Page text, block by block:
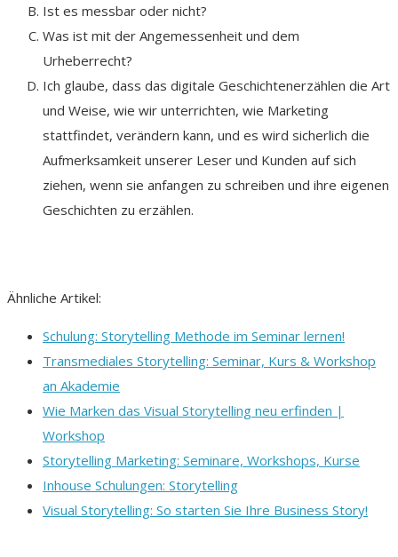
Ist es messbar oder nicht?
Was ist mit der Angemessenheit und dem
Urheberrecht?
Ich glaube, dass das digitale Geschichtenerzählen die Art
und Weise, wie wir unterrichten, wie Marketing
stattfindet, verändern kann, und es wird sicherlich die
Aufmerksamkeit unserer Leser und Kunden auf sich
ziehen, wenn sie anfangen zu schreiben und ihre eigenen
Geschichten zu erzählen.
Ähnliche Artikel:
Schulung: Storytelling Methode im Seminar lernen!
Transmediales Storytelling: Seminar, Kurs & Workshop
an Akademie
Wie Marken das Visual Storytelling neu erfinden |
Workshop
Storytelling Marketing: Seminare, Workshops, Kurse
Inhouse Schulungen: Storytelling
Visual Storytelling: So starten Sie Ihre Business Story!